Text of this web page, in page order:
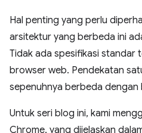
Hal penting yang perlu
arsitektur yang berbeda ini
Tidak ada spesifikasi standar
browser web. Pendekatan
sepenuhnya berbeda dengan
Untuk seri blog ini, kami
Chrome, yang dijelaskan